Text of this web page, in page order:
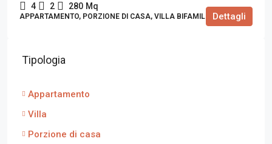
4 2 280 Mq
APPARTAMENTO, PORZIONE DI CASA, VILLA BIFAMILIAREDettagli
Tipologia
Appartamento
Villa
Porzione di casa